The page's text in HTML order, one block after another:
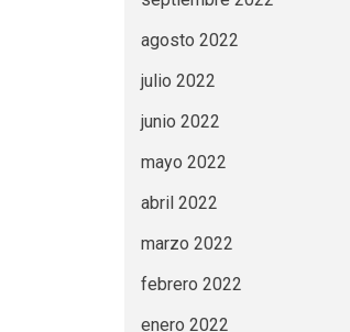
agosto 2022
julio 2022
junio 2022
mayo 2022
abril 2022
marzo 2022
febrero 2022
enero 2022